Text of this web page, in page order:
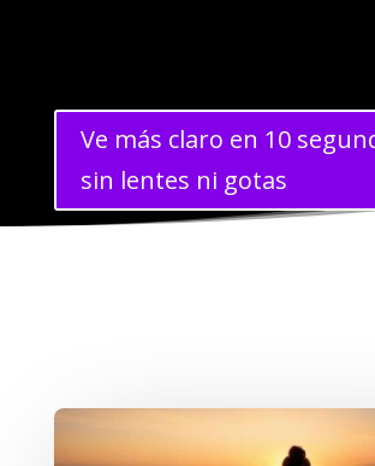
Ve más claro en 10
sin lentes ni gotas